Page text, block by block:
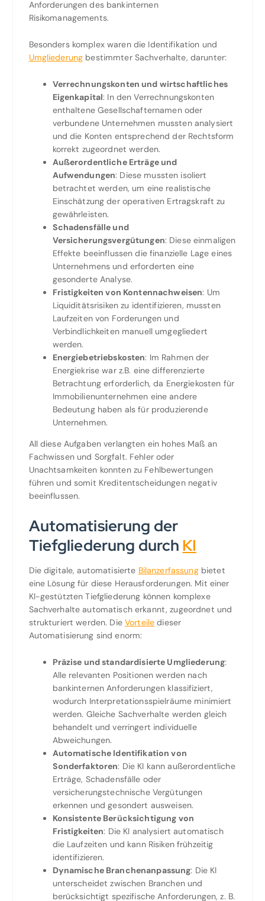
Anforderungen des bankinternen
Risikomanagements.
Besonders komplex waren die Identifikation und
Umgliederung bestimmter Sachverhalte, darunter:
Verrechnungskonten und wirtschaftliches
Eigenkapital: In den Verrechnungskonten
enthaltene Gesellschafternamen oder
verbundene Unternehmen mussten analysiert
und die Konten entsprechend der Rechtsform
korrekt zugeordnet werden.
Außerordentliche Erträge und
Aufwendungen: Diese mussten isoliert
betrachtet werden, um eine realistische
Einschätzung der operativen Ertragskraft zu
gewährleisten.
Schadensfälle und
Versicherungsvergütungen: Diese einmaligen
Effekte beeinflussen die finanzielle Lage eines
Unternehmens und erforderten eine
gesonderte Analyse.
Fristigkeiten von Kontennachweisen: Um
Liquiditätsrisiken zu identifizieren, mussten
Laufzeiten von Forderungen und
Verbindlichkeiten manuell umgegliedert
werden.
Energiebetriebskosten: Im Rahmen der
Energiekrise war z.B. eine differenzierte
Betrachtung erforderlich, da Energiekosten für
Immobilienunternehmen eine andere
Bedeutung haben als für produzierende
Unternehmen.
All diese Aufgaben verlangten ein hohes Maß an
Fachwissen und Sorgfalt. Fehler oder
Unachtsamkeiten konnten zu Fehlbewertungen
führen und somit Kreditentscheidungen negativ
beeinflussen.
Automatisierung der
Tiefgliederung durch KI
Die digitale, automatisierte Bilanzerfassungbietet
eine Lösung für diese Herausforderungen. Mit einer
KI-gestützten Tiefgliederung können komplexe
Sachverhalte automatisch erkannt, zugeordnet und
strukturiert werden. DieVorteile dieser
Automatisierung sind enorm:
Präzise und standardisierte Umgliederung:
Alle relevanten Positionen werden nach
bankinternen Anforderungen klassifiziert,
wodurch Interpretationsspielräume minimiert
werden. Gleiche Sachverhalte werden gleich
behandelt und verringert individuelle
Abweichungen.
Automatische Identifikation von
Sonderfaktoren: Die KI kann außerordentliche
Erträge, Schadensfälle oder
versicherungstechnische Vergütungen
erkennen und gesondert ausweisen.
Konsistente Berücksichtigung von
Fristigkeiten: Die KI analysiert automatisch
die Laufzeiten und kann Risiken frühzeitig
identifizieren.
Dynamische Branchenanpassung: Die KI
unterscheidet zwischen Branchen und
berücksichtigt spezifische Anforderungen, z. B.